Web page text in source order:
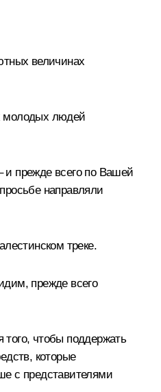
величинах
молодых людей
и прежде всего по Вашей
направляли
треке.
прежде всего
чтобы поддержать
которые
с представителями